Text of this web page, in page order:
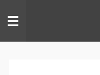
direct